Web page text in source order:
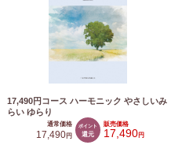
17,490円コース ハーモニック やさしいみ
らい ゆらり
通常価格
17,490円
販売価格
17,490円
ポイント
還元